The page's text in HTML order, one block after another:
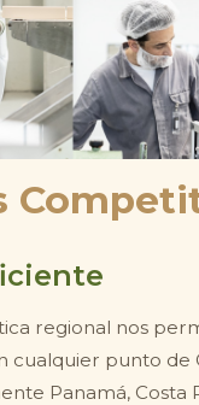
regional nos
cualquier punto de
Panamá, Costa